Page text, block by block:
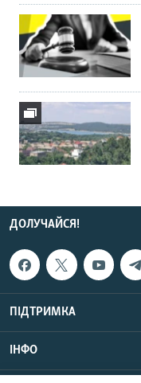
ДОЛУЧАЙСЯ!
ПІДТРИМКА
ІНФО